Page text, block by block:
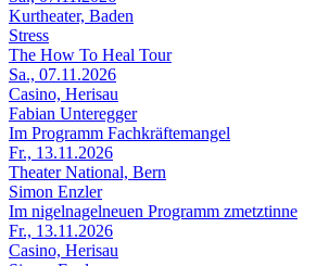
Kurtheater, Baden
Stress
The How To Heal Tour
Sa., 07.11.2026
Casino, Herisau
Fabian Unteregger
Im Programm Fachkräftemangel
Fr., 13.11.2026
Theater National, Bern
Simon Enzler
Im nigelnagelneuen Programm zmetztinne
Fr., 13.11.2026
Casino, Herisau